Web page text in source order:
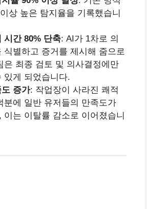
상 높은 탐지율을 기록했습니
시간 80% 단축: AI가 1차로 의
식별하고 증거를 제시해 줌으로
은 최종 검토 및 의사결정에만
있게 되었습니다.
증가: 작업장이 사라진 쾌적
분에 일반 유저들의 만족도가
이는 이탈률 감소로 이어졌습니